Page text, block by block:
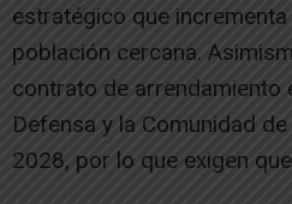
estratégico que
población cercana.
contrato de arrendamiento
Defensa y la Comunidad
2028, por lo que exigen